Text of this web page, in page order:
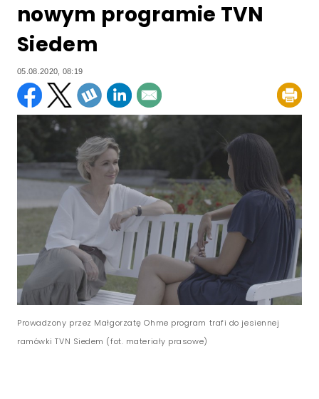
nowym programie TVN
Siedem
05.08.2020, 08:19
Prowadzony przez Małgorzatę Ohme program trafi do jesiennej
ramówki TVN Siedem (fot. materiały prasowe)